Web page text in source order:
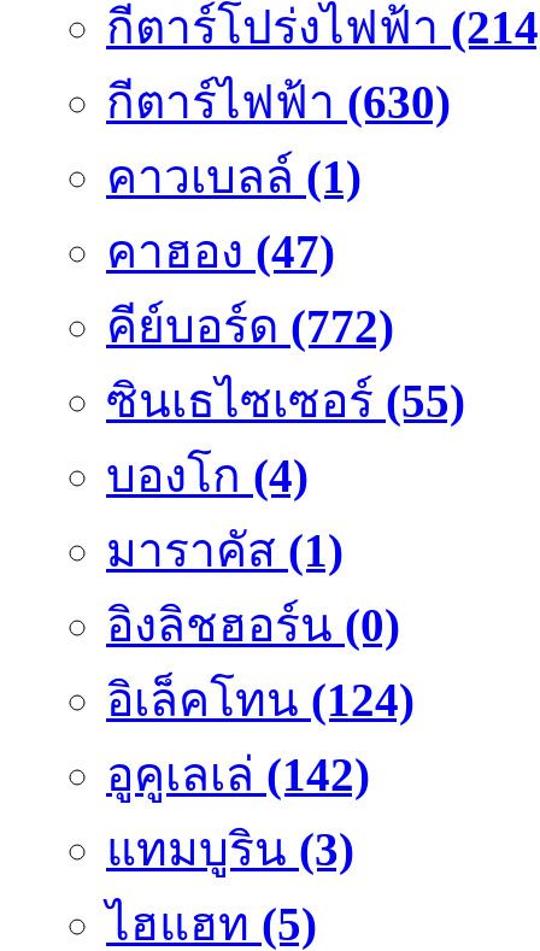
กีตาร์โปร่งไฟฟ้า
กีตาร์ไฟฟ้า (630)
คาวเบลล์ (1)
คาฮอง (47)
คีย์บอร์ด (772)
ซินเธไซเซอร์ (55)
บองโก (4)
มาราคัส (1)
อิงลิชฮอร์น (0)
อิเล็คโทน (124)
อูคูเลเล่ (142)
แทมบูริน (3)
ไฮแฮท (5)